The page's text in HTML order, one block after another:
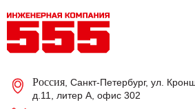
Россия , Санкт-Петербург, ул.
д.11, литер А, офис 302